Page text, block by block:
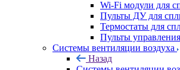
Wi-Fi модули для
Пульты ДУ для
Термостаты для
Пульты
Системы вентиляции воздуха
Назад